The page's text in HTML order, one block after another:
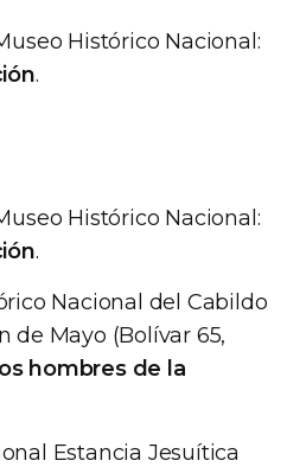
Histórico Nacional:
.
Histórico Nacional:
.
Nacional del Cabildo
de Mayo (Bolívar 65,
hombres de la
Estancia Jesuítica